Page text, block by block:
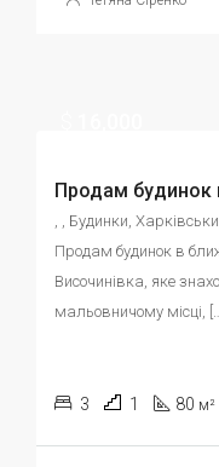
, , Будинки,
Продам будинок в
Височинівка, яке
мальовничому місці,
3 1 80 м²